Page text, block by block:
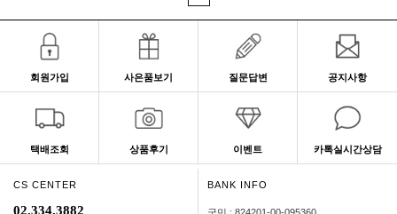
회원가입 사은품보기 질문답변 공지사항
택배조회 상품후기 이벤트 카톡실시간상담
CS CENTER
02.334.3882
BANK INFO